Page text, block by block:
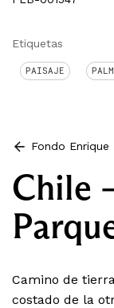
Etiquetas
PAISAJE
Fondo Enrique
Chile
Camino de
costado de la